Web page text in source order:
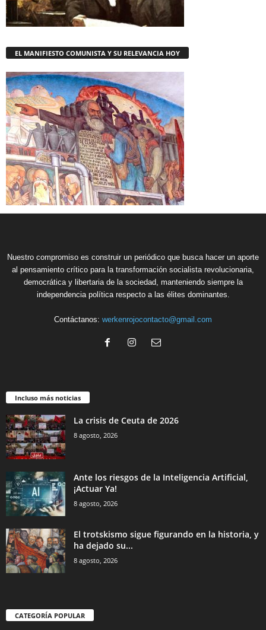
EL MANIFIESTO COMUNISTA Y SU RELEVANCIA HOY
Nuestro compromiso es construir un periódico que busca hacer un aporte
al pensamiento crítico para la transformación socialista revolucionaria,
democrática y libertaria de la sociedad, manteniendo siempre la
independencia política respecto a las élites dominantes.
Contáctanos: werkenrojocontacto@gmail.com
Incluso más noticias
La crisis de Ceuta de 2026
8 agosto, 2026
Ante los riesgos de la Inteligencia Artificial,
¡Actuar Ya!
8 agosto, 2026
El trotskismo sigue figurando en la historia, y
ha dejado su...
8 agosto, 2026
CATEGORÍA POPULAR